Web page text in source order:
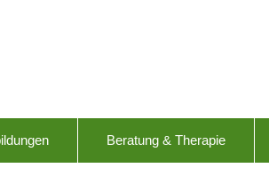
Beratung & Therapie